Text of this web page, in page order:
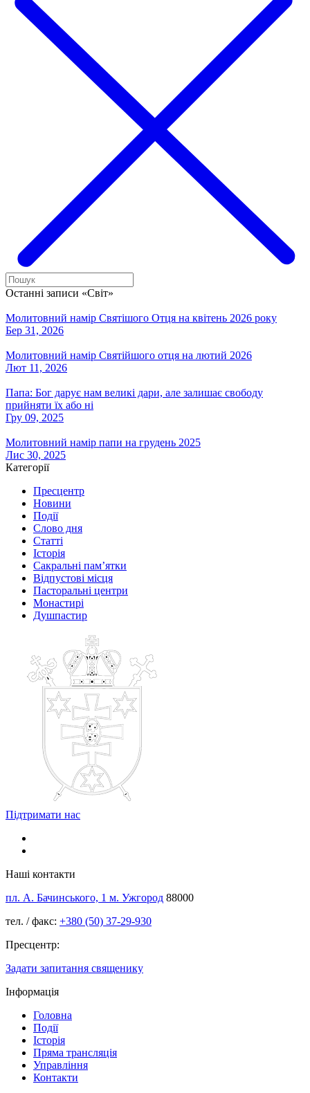
Останні записи «Світ»
Молитовний намір Святішого Отця на квітень 2026 року
Бер 31, 2026
Молитовний намір Святійшого отця на лютий 2026
Лют 11, 2026
Папа: Бог дарує нам великі дари, але залишає свободу
прийняти їх або ні
Гру 09, 2025
Молитовний намір папи на грудень 2025
Лис 30, 2025
Категорії
Пресцентр
Новини
Події
Слово дня
Статті
Історія
Сакральні пам’ятки
Відпустові місця
Пасторальні центри
Монастирі
Душпастир
Підтримати нас
Наші контакти
пл. А. Бачинського, 1 м. Ужгород 88000
тел. / факс: +380 (50) 37-29-930
Пресцентр:
Задати запитання священику
Інформація
Головна
Події
Історія
Пряма трансляція
Управління
Контакти